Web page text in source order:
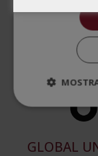
formación
asociación pone
y la voluntad de
formación
GLOBAL